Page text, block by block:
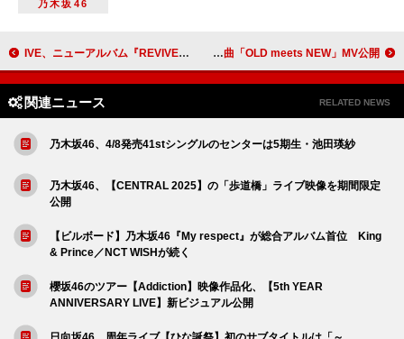
乃木坂46
IVE、ニューアルバム『REVIVE+』より「BLACKHOLE」MV公開 Da-iCE、“古き良きものと新しいもの”を表現したユニット曲「OLD meets NEW」MV公開
関連ニュース RELATED NEWS
乃木坂46、4/8発売41stシングルのセンターは5期生・池田瑛紗
乃木坂46、【CENTRAL 2025】の「歩道橋」ライブ映像を期間限定
公開
【ビルボード】乃木坂46『My respect』が総合アルバム首位 King
& Prince／NCT WISHが続く
櫻坂46のツアー【Addiction】映像作品化、【5th YEAR
ANNIVERSARY LIVE】新ビジュアル公開